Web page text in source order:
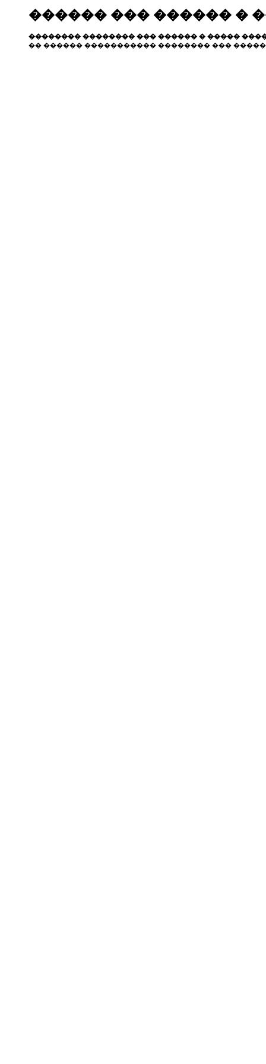
������ ��� ������ �
�������� �������� ��� ������ � �����
�� ������ ����������� �������� ���